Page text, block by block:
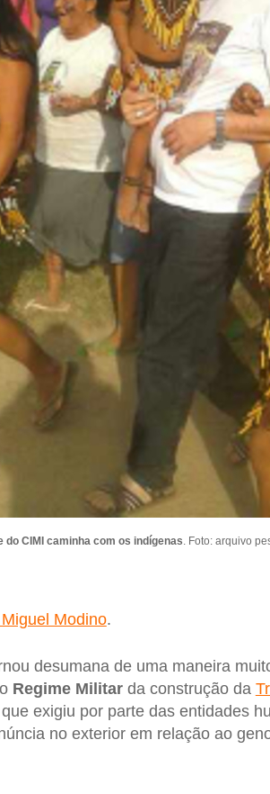
do CIMI caminha com os indígenas. Foto: arquivo
Modino.
desumana de uma maneira
Regime Militarda construção da
exigiu por parte das entidades
no exterior em relação ao